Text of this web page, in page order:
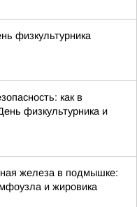
физкультурника
как в
физкультурника и
железа в подмышке:
и жировика